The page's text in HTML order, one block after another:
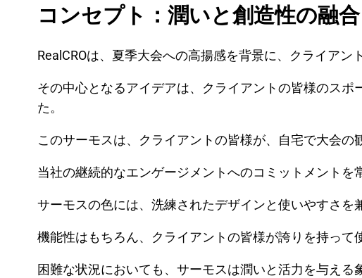
コンセプト：潤いと創造性の融合
RealCROは、夏季大会への高揚感を背景に、クライア
その中心となるアイデアは、クライアントの皆様のス
た。
このサーモスは、クライアントの皆様が、自宅で大会の
当社の継続的なエンゲージメントへのコミットメントを
サーモスの色には、洗練されたデザインと使いやすさを
機能性はもちろん、クライアントの皆様が誇りを持って
困難な状況においても、サーモスは潤いと活力を与える